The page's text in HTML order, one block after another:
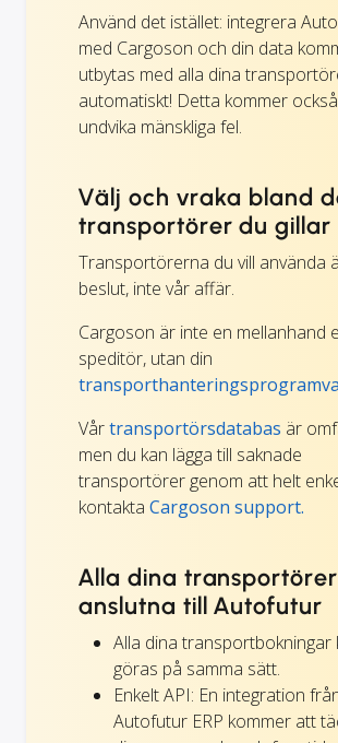
Använd det istället: integrera
med Cargoson och din data
utbytas med alla dina
automatiskt! Detta kommer
undvika mänskliga fel.
Välj och vraka bland
transportörer du gillar
Transportörerna du vill använda
beslut, inte vår affär.
Cargoson är inte en mellanhand
speditör, utan din
Vårtransportörsdatabas är
men du kan lägga till saknade
transportörer genom att helt
kontakta Cargoson support.
Alla dina transportörer
anslutna till Autofutur
Alla dina transportbokningar
göras på samma sätt.
Enkelt API: En integration
Autofutur ERP kommer att